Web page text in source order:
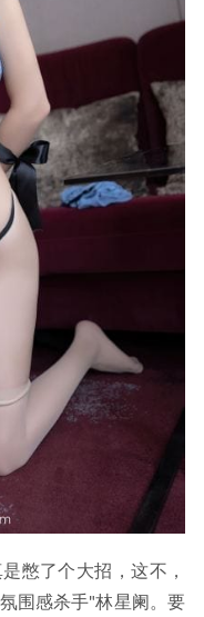
憋了个大招，这不，
围感杀手"林星阑。要